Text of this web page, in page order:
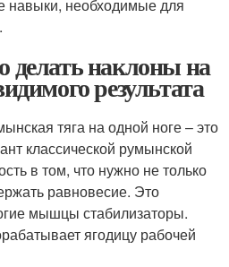
навыки, необходимые для
делать наклоны на
результата
тяга на одной ноге – это
классической румынской
в том, что нужно не только
равновесие. Это
мышцы стабилизаторы.
ягодицу рабочей